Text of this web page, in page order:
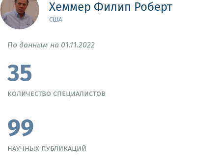
Хеммер Филип Роберт
США
По данным на 01.11.2022
35
количество специалистов
99
научных публикаций